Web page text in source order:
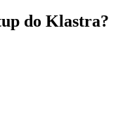
do Klastra?